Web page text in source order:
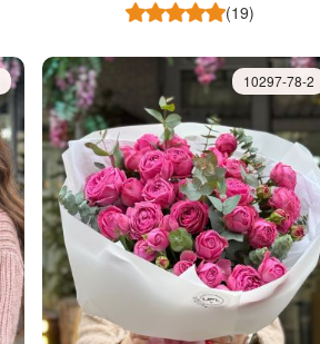
(19)
10297-78-2